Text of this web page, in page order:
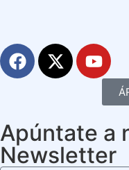
Apúntate a
Newsletter